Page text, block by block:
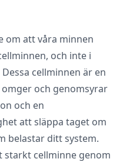
om att våra minnen
och inte i
cellminnen är en
och genomsyrar
och en
att släppa taget om
belastar ditt system.
starkt cellminne genom